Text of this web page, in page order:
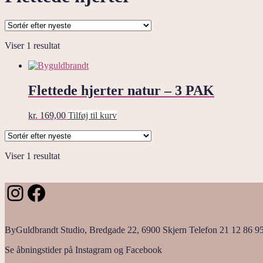
Viser 1 resultat
Flettede hjerter natur – 3 PAK
kr. 169,00 Tilføj til kurv
Viser 1 resultat
Instagram
Facebook
ByGuldbrandt Studio, Bredgade 22, 6900 Skjern Telefon 21 12 86
Se åbningstider på Instagram og Facebook